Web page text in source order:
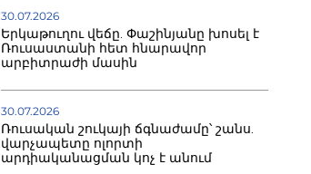
30.07.2026
Երկաթուղու վեճը. Փաշինյանը խոսել է
Ռուսաստանի հետ հնարավոր
արբիտրաժի մասին
30.07.2026
Ռուսական շուկայի ճգնաժամը՝ շանս.
վարչապետը ոլորտի
արդիականացման կոչ է անում